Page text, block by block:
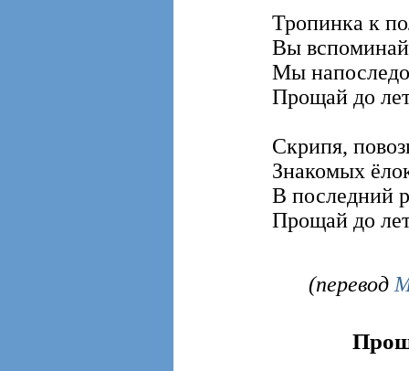
Тропинка к
Вы
Мы
Прощай до
Скрипя,
Знакомых
В последний
Прощай до
(перевод